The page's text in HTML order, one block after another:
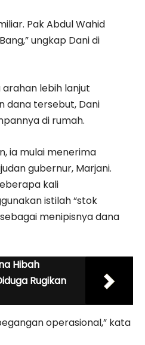
Pak Abdul Wahid
ungkap Dani di
lebih lanjut
dana tersebut, Dani
di rumah.
ia mulai menerima
gubernur, Marjani.
kali
istilah “stok
menipisnya dana
Hibah
Rugikan
operasional,” kata